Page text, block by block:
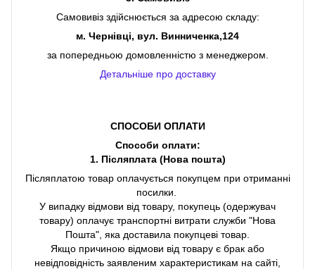
Самовивіз здійснюється за адресою складу:
м. Чернівці, вул. Винниченка,124
за попередньою домовленністю з менеджером.
Детальніше про доставку
СПОСОБИ ОПЛАТИ
Способи оплати:
1. Післяплата (Нова пошта)
Післяплатою товар оплачується покупцем при отриманні
посилки.
У випадку відмови від товару, покупець (одержувач
товару) оплачує транспортні витрати служби "Нова
Пошта", яка доставила покупцеві товар.
Якщо причиною відмови від товару є брак або
невідповідність заявленим характеристикам на сайті,